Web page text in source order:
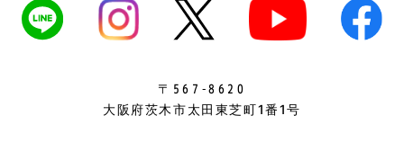
〒 567-8620
大阪府茨木市太田東芝町1番1号